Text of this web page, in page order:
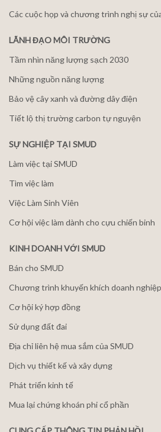
Các cuộc họp và chương trình nghị sự
LÃNH ĐẠO MÔI TRƯỜNG
Tầm nhìn năng lượng sạch 2030
Những nguồn năng lượng
Bảo vệ cây xanh và đường dây điện
Tiết lộ thị trường carbon tự nguyện
SỰ NGHIỆP TẠI SMUD
Làm việc tại SMUD
Tìm việc làm
Việc Làm Sinh Viên
Cơ hội việc làm dành cho cựu chiến binh
KINH DOANH VỚI SMUD
Bán cho SMUD
Chương trình khuyến khích doanh
Cơ hội ký hợp đồng
Sử dụng đất đai
Địa chỉ liên hệ mua sắm của SMUD
Dịch vụ thiết kế và xây dựng
Phát triển kinh tế
Mua lại chứng khoán phi cổ phần